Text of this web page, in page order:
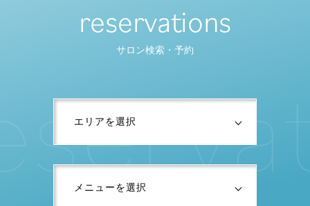
reservations
サロン検索・予約
serva